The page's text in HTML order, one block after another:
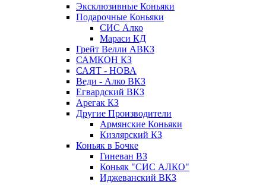
Эксклюзивные Коньяки
Подарочные Коньяки
СИС Алко
Мараси КД
Грейт Велли АВКЗ
САМКОН КЗ
САЯТ - НОВА
Веди - Алко ВКЗ
Егвардский ВКЗ
Арегак КЗ
Другие Производители
Армянские Коньяки
Кизлярский КЗ
Коньяк в Бочке
Гиневан ВЗ
Коньяк "СИС АЛКО"
Иджеванский ВКЗ